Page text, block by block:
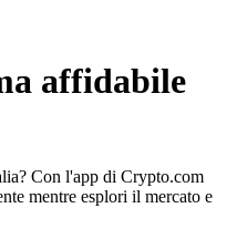
affidabile
Con l'app di Crypto.com
mentre esplori il mercato e